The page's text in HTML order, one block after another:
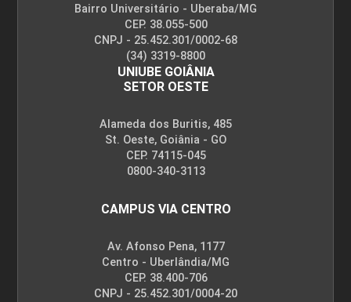
Bairro Universitário - Uberaba/MG
CEP. 38.055-500
CNPJ - 25.452.301/0002-68
(34) 3319-8800
UNIUBE GOIÂNIA
SETOR OESTE
Alameda dos Buritis, 485
St. Oeste, Goiânia - GO
CEP. 74115-045
0800-340-3113
CAMPUS VIA CENTRO
Av. Afonso Pena, 1177
Centro - Uberlândia/MG
CEP. 38.400-706
CNPJ - 25.452.301/0004-20